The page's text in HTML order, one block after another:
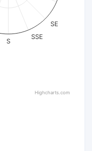
SE
SSE
S
Highcharts.com